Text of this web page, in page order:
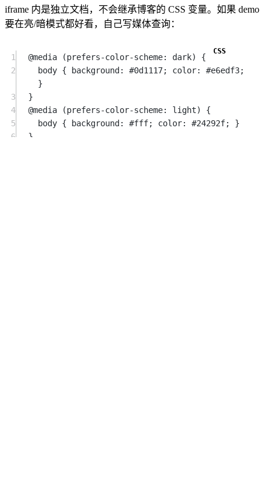
iframe 内是独立文档，不会继承博客的 CSS 变量。如果 demo
要在亮/暗模式都好看，自己写媒体查询：
1 @media (prefers-color-scheme: dark) {
2
body { background : #0d1117; color: #e6edf3;
}
3
}
4
@media (prefers-color-scheme: light) {
5
body { background : #fff; color: #24292f; }
6
}